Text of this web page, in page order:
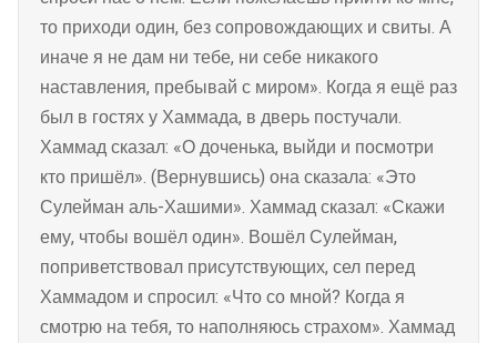
то приходи один, без сопровождающих и свиты. А
иначе я не дам ни тебе, ни себе никакого
наставления, пребывай с миром». Когда я ещё раз
был в гостях у Хаммада, в дверь постучали.
Хаммад сказал: «О доченька, выйди и посмотри
кто пришёл». (Вернувшись) она сказала: «Это
Сулейман аль-Хашими». Хаммад сказал: «Скажи
ему, чтобы вошёл один». Вошёл Сулейман,
поприветствовал присутствующих, сел перед
Хаммадом и спросил: «Что со мной? Когда я
смотрю на тебя, то наполняюсь страхом». Хаммад